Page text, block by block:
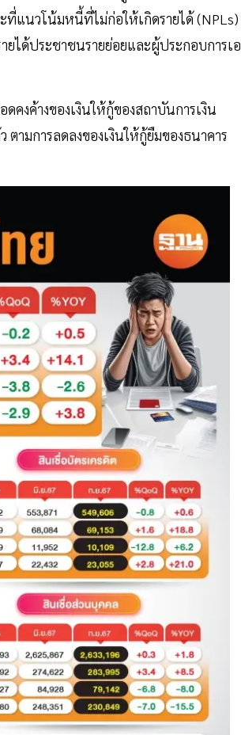
แนวโน้มหนี้ที่ไม่ก่อให้เกิดรายได้ (NPLs)
ยได้ประชาชนรายย่อยและผู้ประกอบการเ
ดคงค้างของเงินให้กู้ของสถาบันการเงิน
ามการลดลงของเงินให้กู้ยืมของธนาคาร